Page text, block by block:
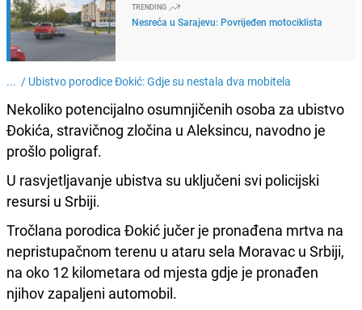
TRENDING
Nesreća u Sarajevu: Povrijeđen motociklista
... / Ubistvo porodice Đokić: Gdje su nestala dva mobitela
Nekoliko potencijalno osumnjičenih osoba za ubistvo
Đokića, stravičnog zločina u Aleksincu, navodno je
prošlo poligraf.
U rasvjetljavanje ubistva su uključeni svi policijski
resursi u Srbiji.
Tročlana porodica Đokić jučer je pronađena mrtva na
nepristupačnom terenu u ataru sela Moravac u Srbiji,
na oko 12 kilometara od mjesta gdje je pronađen
njihov zapaljeni automobil.